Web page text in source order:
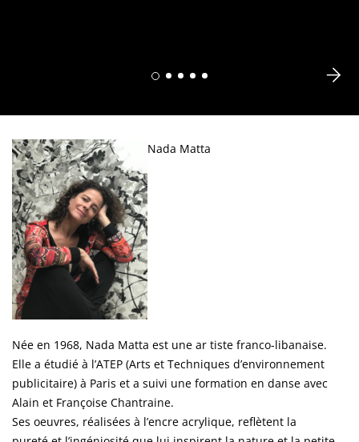
Nada Matta
Née en 1968, Nada Matta est une ar tiste franco-libanaise.
Elle a étudié à l’ATEP (Arts et Techniques d’environnement
publicitaire) à Paris et a suivi une formation en danse avec
Alain et Françoise Chantraine.
Ses oeuvres, réalisées à l’encre acrylique, reflètent la